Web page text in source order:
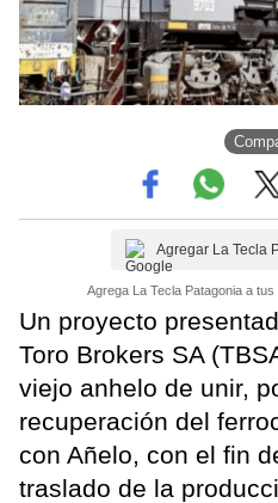
Agregar La Tecla
Agrega La Tecla Patagonia a
Un proyecto
Toro Brokers SA
viejo anhelo de unir,
recuperación del
con Añelo, con el fin
traslado de la